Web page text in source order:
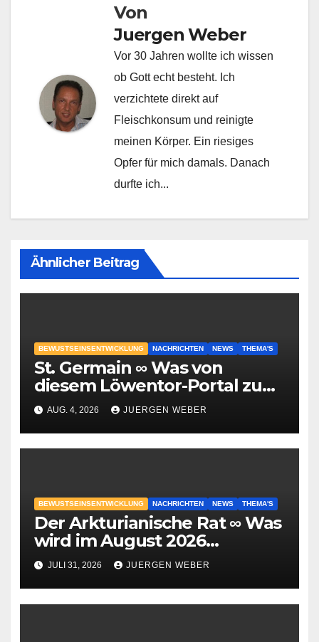
Von
Juergen Weber
Vor 30 Jahren wollte ich wissen
ob Gott echt besteht. Ich
verzichtete direkt auf
Fleischkonsum und reinigte
meinen Körper. Ein riesiges
Opfer für mich damals. Danach
durfte ich...
Ähnlicher Beitrag
BEWUSTSEINSENTWICKLUNG NACHRICHTEN NEWS THEMA'S
St. Germain ∞ Was von
diesem Löwentor-Portal zu
erwarten ist
AUG. 4, 2026 JUERGEN WEBER
BEWUSTSEINSENTWICKLUNG NACHRICHTEN NEWS THEMA'S
Der Arkturianische Rat ∞ Was
wird im August 2026
geschehen?
JULI 31, 2026 JUERGEN WEBER